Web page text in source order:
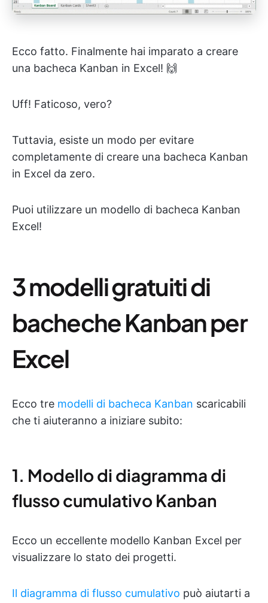
Ecco fatto. Finalmente hai imparato a creare
una bacheca Kanban in Excel! 🙌
Uff! Faticoso, vero?
Tuttavia, esiste un modo per evitare
completamente di creare una bacheca Kanban
in Excel da zero.
Puoi utilizzare un modello di bacheca Kanban
Excel!
3 modelli gratuiti di
bacheche Kanban per
Excel
Ecco tre modelli di bacheca Kanban scaricabili
che ti aiuteranno a iniziare subito:
1. Modello di diagramma di
flusso cumulativo Kanban
Ecco un eccellente modello Kanban Excel per
visualizzare lo stato dei progetti.
Il diagramma di flusso cumulativo può aiutarti a